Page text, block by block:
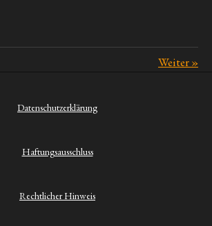
Weiter»
Datenschutzerklärung
Haftungsausschluss
Rechtlicher Hinweis